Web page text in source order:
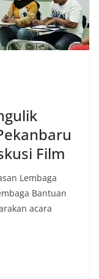
Film
Lembaga
Bantuan
acara